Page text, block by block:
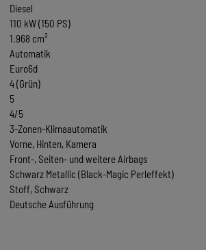
Diesel
110 kW (150 PS)
1.968 cm³
Automatik
Euro6d
4 (Grün)
5
4/5
3-Zonen-Klimaautomatik
Vorne, Hinten, Kamera
Front-, Seiten- und weitere Airbags
Schwarz Metallic (Black-Magic Perleffekt)
Stoff, Schwarz
Deutsche Ausführung